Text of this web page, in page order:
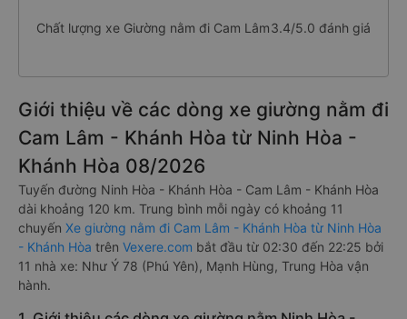
Chất lượng xe Giường nằm đi Cam Lâm3.4/5.0 đánh giá
Giới thiệu về các dòng xe giường nằm đi
Cam Lâm - Khánh Hòa từ Ninh Hòa -
Khánh Hòa 08/2026
Tuyến đường Ninh Hòa - Khánh Hòa - Cam Lâm - Khánh Hòa
dài khoảng 120 km. Trung bình mỗi ngày có khoảng 11
chuyến Xe giường nằm đi Cam Lâm - Khánh Hòa từ Ninh Hòa
- Khánh Hòa trên Vexere.com bắt đầu từ 02:30 đến 22:25 bởi
11 nhà xe: Như Ý 78 (Phú Yên), Mạnh Hùng, Trung Hòa vận
hành.